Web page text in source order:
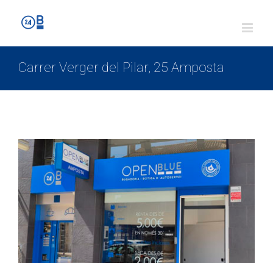
Carrer Verger del Pilar, 25 Amposta